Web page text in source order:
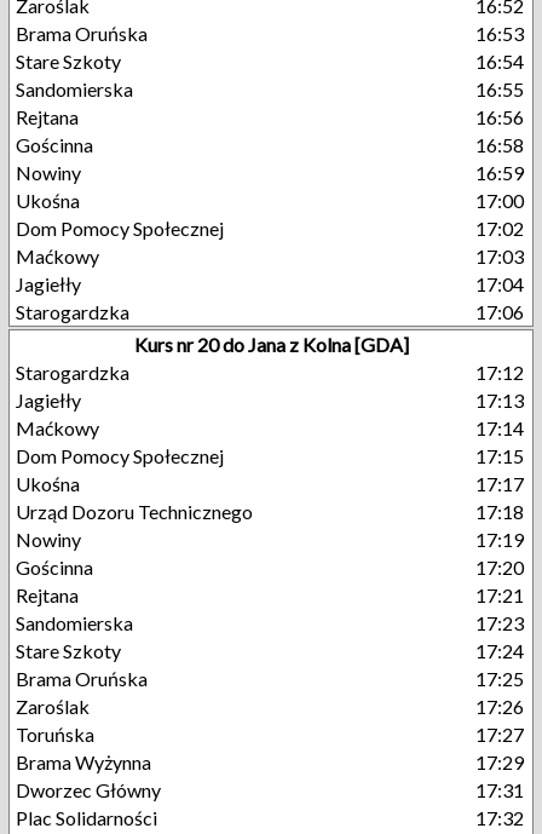
Zaroślak
16:52
Brama Oruńska
16:53
Stare Szkoty
16:54
Sandomierska
16:55
Rejtana
16:56
Gościnna
16:58
Nowiny
16:59
Ukośna
17:00
Dom Pomocy Społecznej
17:02
Maćkowy
17:03
Jagiełły
17:04
Starogardzka
17:06
Kurs nr 20 do Jana z Kolna [GDA]
Starogardzka
17:12
Jagiełły
17:13
Maćkowy
17:14
Dom Pomocy Społecznej
17:15
Ukośna
17:17
Urząd Dozoru Technicznego
17:18
Nowiny
17:19
Gościnna
17:20
Rejtana
17:21
Sandomierska
17:23
Stare Szkoty
17:24
Brama Oruńska
17:25
Zaroślak
17:26
Toruńska
17:27
Brama Wyżynna
17:29
Dworzec Główny
17:31
Plac Solidarności
17:32